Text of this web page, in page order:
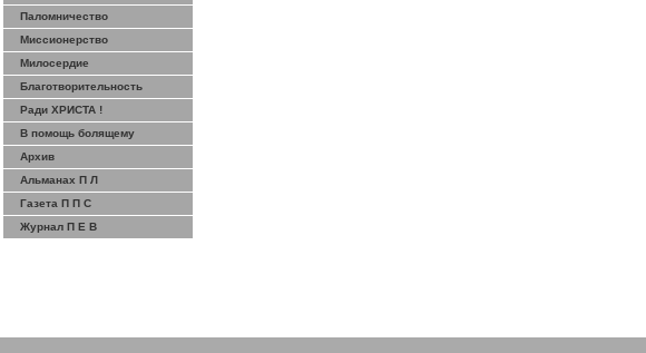
Паломничество
Миссионерство
Милосердие
Благотворительность
Ради ХРИСТА !
В помощь болящему
Архив
Альманах П Л
Газета П П С
Журнал П Е В